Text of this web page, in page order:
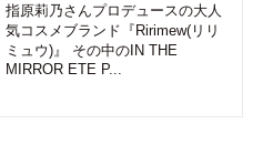
指原莉乃さんプロデュースの大人
気コスメブランド『Ririmew(リリ
ミュウ)』 その中のIN THE
MIRROR ETE P...